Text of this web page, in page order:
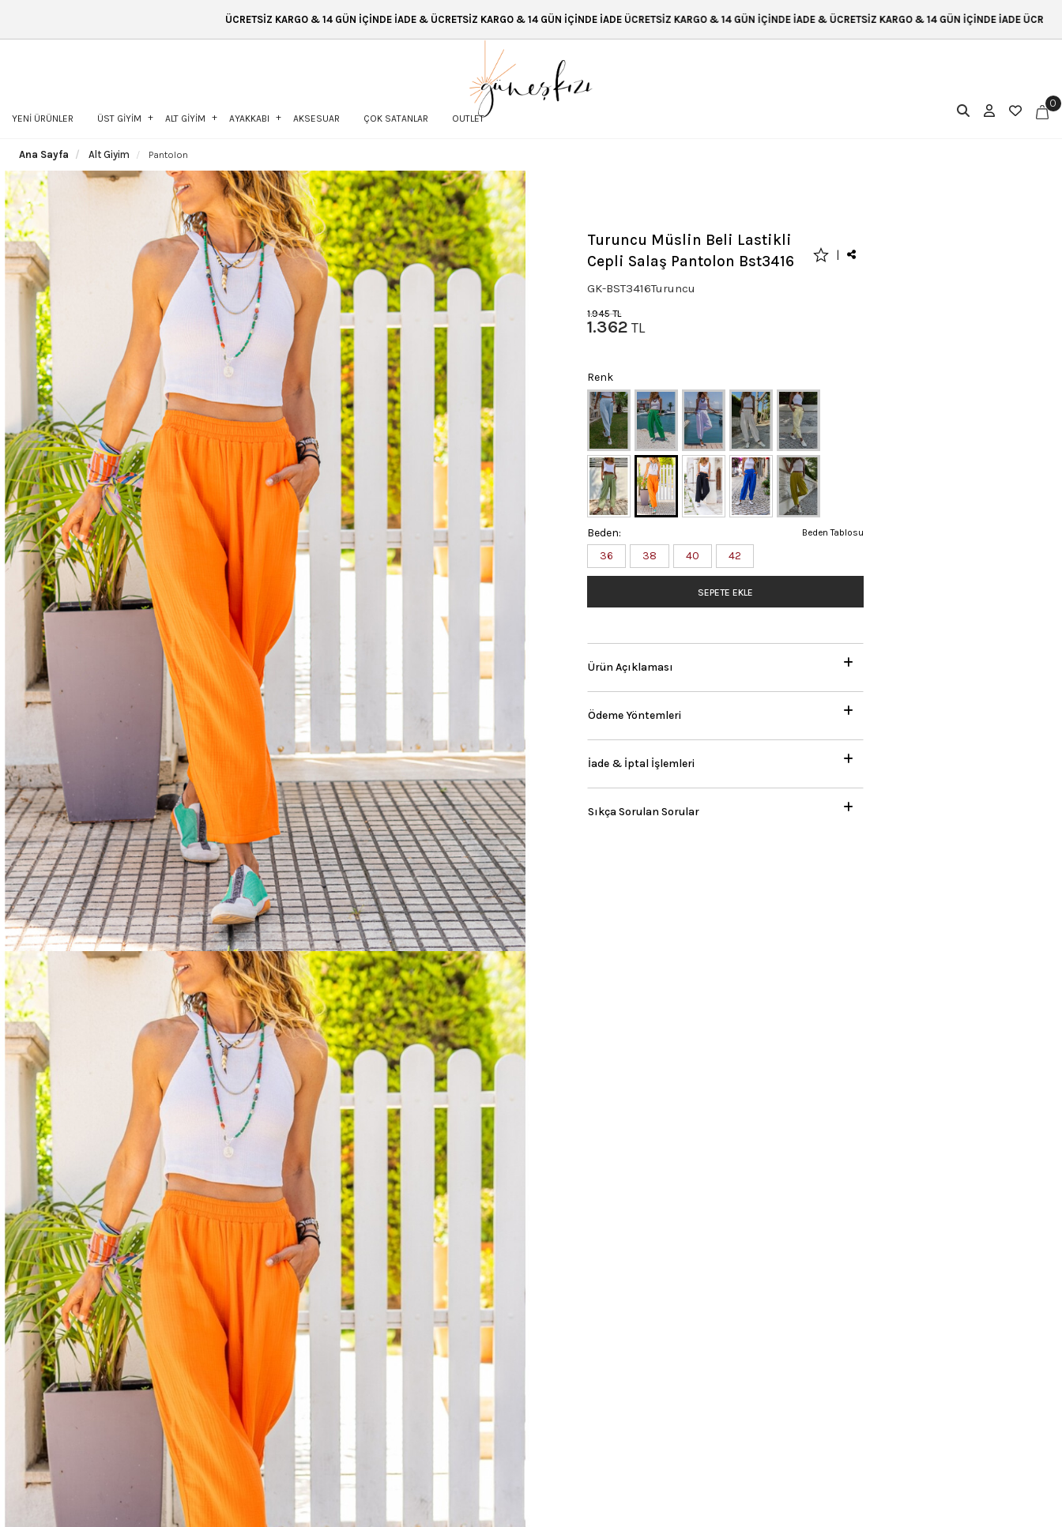
ÜCRETSİZ KARGO & 14 GÜN İÇİNDE İADE & ÜCRETSİZ KARGO & 14 GÜN İÇİNDE İADE ÜCRETSİZ KARGO & 14 GÜN İÇİNDE İADE & ÜCRETSİZ KARGO & 14 GÜN İÇİNDE İADE ÜCRETSİZ KARGO & 14 GÜN
YENİ ÜRÜNLER ÜST GİYİM ALT GİYİM AYAKKABI AKSESUAR ÇOK SATANLAR OUTLET
0
Ana Sayfa Alt Giyim Pantolon
Turuncu Müslin Beli Lastikli
Cepli Salaş Pantolon Bst3416
GK-BST3416Turuncu
1.945TL
1.362 TL
Renk
Beden Tablosu
Beden:
36
38 40 42
SEPETE EKLE
Ürün Açıklaması
Ödeme Yöntemleri
İade & İptal İşlemleri
Sıkça Sorulan Sorular